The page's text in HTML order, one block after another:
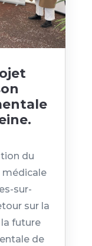
du
médicale
sur-
sur la
future
de